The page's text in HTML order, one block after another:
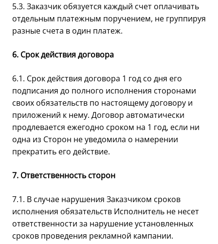
5.3. Заказчик обязуется каждый счет оплачивать
отдельным платежным поручением, не группируя
разные счета в один платеж.
6. Срок действия договора
6.1. Срок действия договора 1 год со дня его
подписания до полного исполнения сторонами
своих обязательств по настоящему договору и
приложений к нему. Договор автоматически
продлевается ежегодно сроком на 1 год, если ни
одна из Сторон не уведомила о намерении
прекратить его действие.
7. Ответственность сторон
7.1. В случае нарушения Заказчиком сроков
исполнения обязательств Исполнитель не несет
ответственности за нарушение установленных
сроков проведения рекламной кампании.